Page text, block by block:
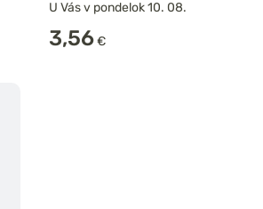
U Vás v pondelok 10. 08.
3,56€